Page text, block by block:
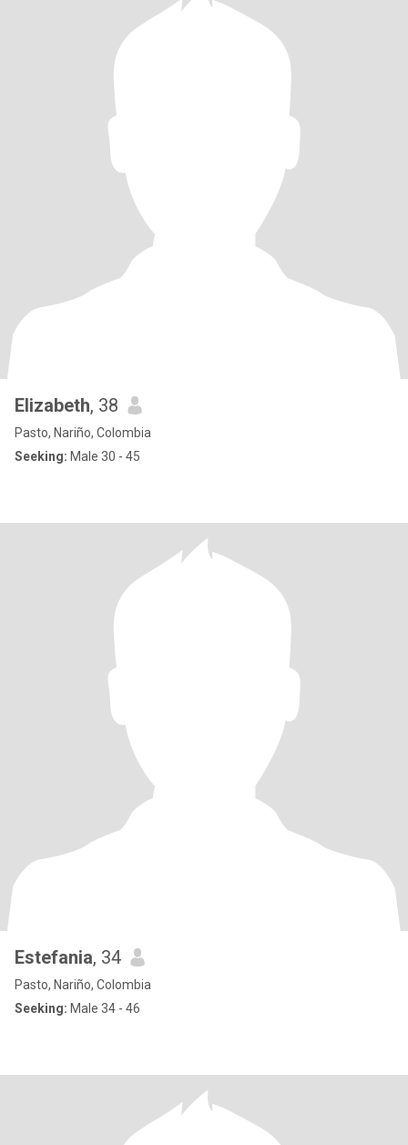
Elizabeth, 38
Pasto, Nariño, Colombia
Seeking: Male 30 - 45
Estefania, 34
Pasto, Nariño, Colombia
Seeking: Male 34 - 46